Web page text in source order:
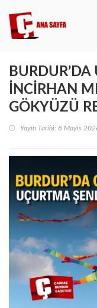
İNCİRHAN
GÖKYÜZÜ
Yayın Tarihi: 8 Mayıs